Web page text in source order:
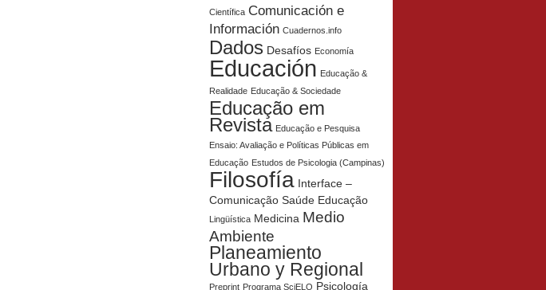
Científica Comunicación e
Información Cuadernos.info
Dados Desafíos Economía
Educación Educação &
Realidade Educação & Sociedade
Educação em
Revista Educação e Pesquisa
Ensaio: Avaliação e Políticas Públicas em
Educação Estudos de Psicologia (Campinas)
Filosofía Interface –
Comunicação Saúde Educação
Lingüística Medicina Medio
Ambiente
Planeamiento
Urbano y Regional
Preprint Programa SciELO Psicología